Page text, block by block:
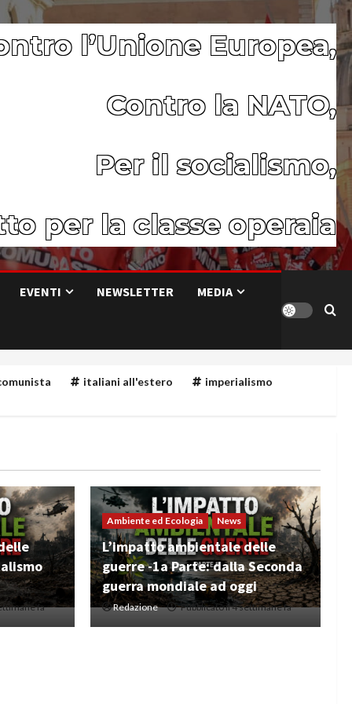
l’Unione Europea,
Contro la NATO,
Per il socialismo,
per la classe operaia
EVENTI NEWSLETTER MEDIA
italiani all'estero
imperialismo
fa
Ambiente ed Ecologia News
L’impatto ambientale delle
guerre -1a Parte: dalla Seconda
guerra mondiale ad oggi
Redazione Pubblicato il 4 settimane fa